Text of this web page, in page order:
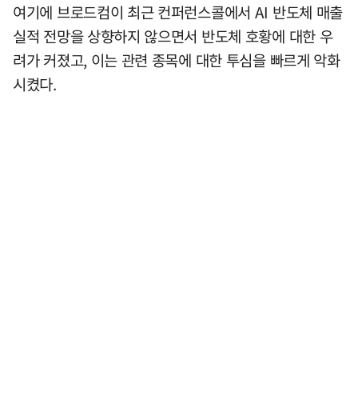
여기에 브로드컴이 최근 컨퍼런스콜에서 AI 반도체 매출
실적 전망을 상향하지 않으면서 반도체 호황에 대한 우
려가 커졌고, 이는 관련 종목에 대한 투심을 빠르게 악화
시켰다.